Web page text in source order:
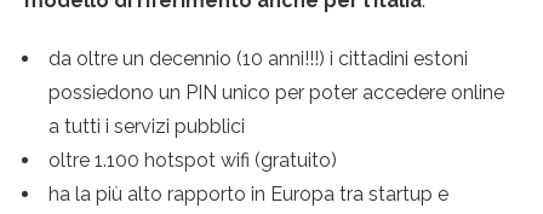
da oltre un decennio (10 anni!!!) i cittadini estoni
possiedono un PIN unico per poter accedere online
a tutti i servizi pubblici
oltre 1.100 hotspot wifi (gratuito)
ha la più alto rapporto in Europa tra startup e